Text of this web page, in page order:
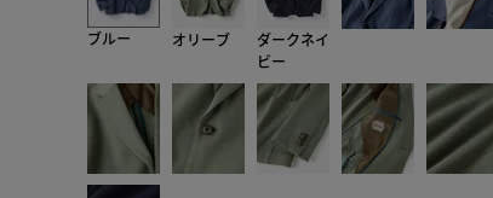
ブルー オリーブ
ダークネイ
ビー